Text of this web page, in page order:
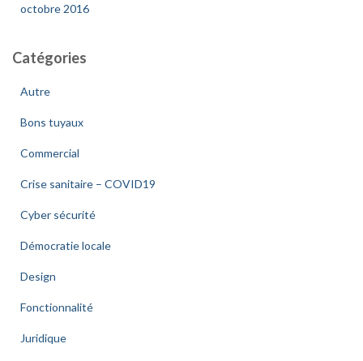
octobre 2016
Catégories
Autre
Bons tuyaux
Commercial
Crise sanitaire – COVID19
Cyber sécurité
Démocratie locale
Design
Fonctionnalité
Juridique